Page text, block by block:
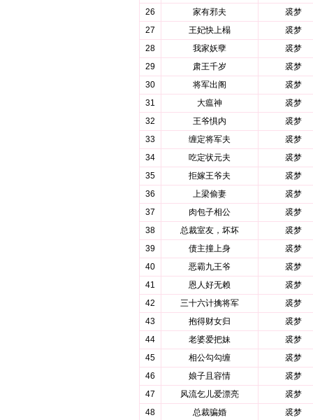
26
家有邪夫
裘梦
27
王妃快上榻
裘梦
28
我家妖孽
裘梦
29
肃王千岁
裘梦
30
将军出阁
裘梦
31
大瘟神
裘梦
32
王爷惧内
裘梦
33
缠定将军夫
裘梦
34
吃定状元夫
裘梦
35
拒嫁王爷夫
裘梦
36
上梁偷妻
裘梦
37
肉包子相公
裘梦
38
总裁室友，坏坏
裘梦
39
债主撞上身
裘梦
40
恶霸九王爷
裘梦
41
恩人好无赖
裘梦
42
三十六计擒将军
裘梦
43
抱得财女归
裘梦
44
老婆爱把妹
裘梦
45
相公勾勾缠
裘梦
46
娘子且容情
裘梦
47
风流乞儿爱漂亮
裘梦
48
总裁骗婚 裘梦